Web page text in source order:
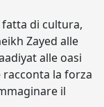
fatta di cultura,
Zayed alle
alle oasi
la forza
il